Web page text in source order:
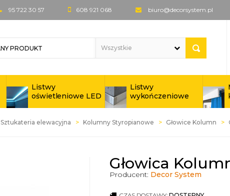
95 722 30 57 608 921 068 biuro@decorsystem.pl
Listwy
oświetleniowe LED
Listwy
wykończeniowe
Sztukateria elewacyjna Kolumny Styropianowe Głowice Kolumn
Głowica
Producent: Decor System